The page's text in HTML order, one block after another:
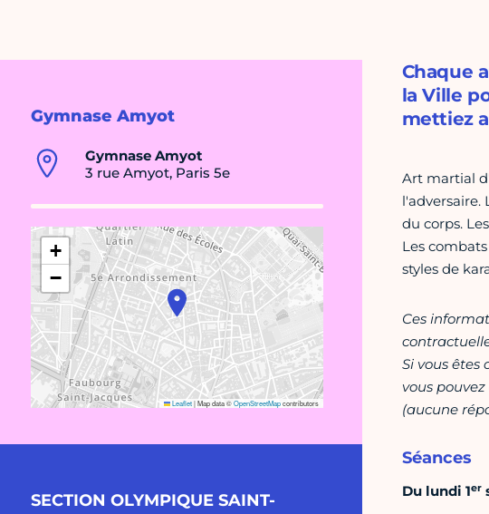
Gymnase Amyot
Gymnase Amyot
3 rue Amyot, Paris 5e
+
−
Leaflet|Map data ©OpenStreetMapcontributors
SECTION OLYMPIQUE SAINT-
Chaque
la Ville
mettiez
Art martial
l'adversaire.
du corps.
Les
styles de
Ces
Si vous
vous
(aucune
Séances
Du lundi 1er